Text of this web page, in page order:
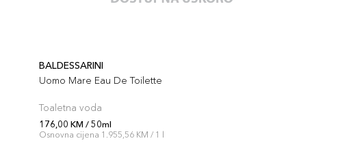
BALDESSARINI
Uomo Mare Eau De Toilette
Toaletna voda
176,00 KM / 50ml
Osnovna cijena 1.955,56 KM / 1 l